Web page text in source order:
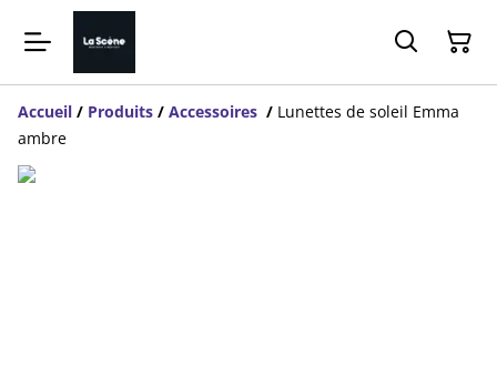
Accueil / Produits / Accessoires / Lunettes de soleil Emma
ambre